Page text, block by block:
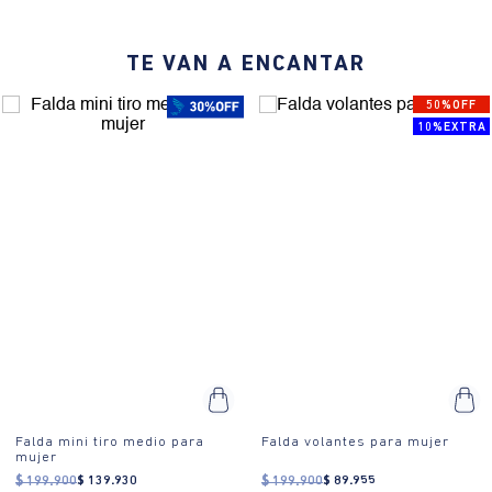
TE VAN A ENCANTAR
Falda mini tiro medio para
mujer
$ 199.900$ 139.930
50%OFF
10%EXTRA
Falda volantes para mujer
$ 199.900$ 89.955